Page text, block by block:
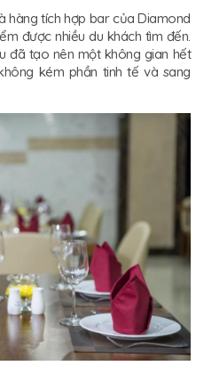
hàng tích hợp bar của Diamond
được nhiều du khách tìm đến.
đã tạo nên một không gian hết
kém phần tinh tế và sang